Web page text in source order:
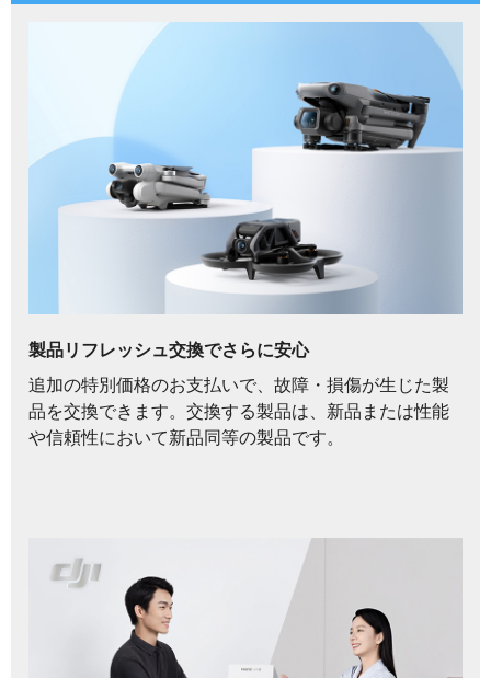
製品リフレッシュ交換でさらに安心
追加の特別価格のお支払いで、故障・損傷が生じた製
品を交換できます。交換する製品は、新品または性能
や信頼性において新品同等の製品です。